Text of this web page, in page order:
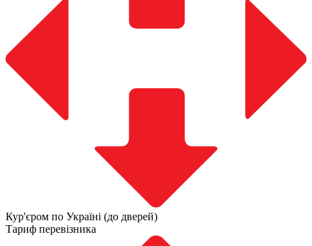
Кур'єром по Україні (до дверей)
Тариф перевізника